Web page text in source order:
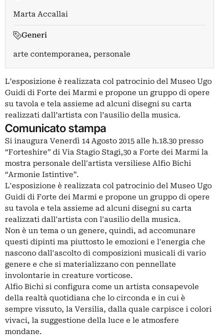
Marta Accallai
Generi
arte contemporanea, personale
L’esposizione è realizzata col patrocinio del Museo Ugo
Guidi di Forte dei Marmi e propone un gruppo di opere
su tavola e tela assieme ad alcuni disegni su carta
realizzati dall’artista con l’ausilio della musica.
Comunicato stampa
Si inaugura Venerdì 14 Agosto 2015 alle h.18.30 presso
“Forteshire” di Via Stagio Stagi,30 a Forte dei Marmi la
mostra personale dell'artista versiliese Alfio Bichi
“Armonie Istintive”.
L'esposizione è realizzata col patrocinio del Museo Ugo
Guidi di Forte dei Marmi e propone un gruppo di opere
su tavola e tela assieme ad alcuni disegni su carta
realizzati dall'artista con l'ausilio della musica.
Non è un tema o un genere, quindi, ad accomunare
questi dipinti ma piuttosto le emozioni e l'energia che
nascono dall'ascolto di composizioni musicali di vario
genere e che si materializzano con pennellate
involontarie in creature vorticose.
Alfio Bichi si configura come un artista consapevole
della realtà quotidiana che lo circonda e in cui è
sempre vissuto, la Versilia, dalla quale carpisce i colori
vivaci, la suggestione della luce e le atmosfere
mondane.